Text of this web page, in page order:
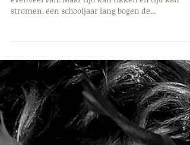
Tijd is een objectief gegeven, iedereen heeft er
evenveel van. Maar tijd kan tikken en tijd kan
stromen. een schooljaar lang bogen de...